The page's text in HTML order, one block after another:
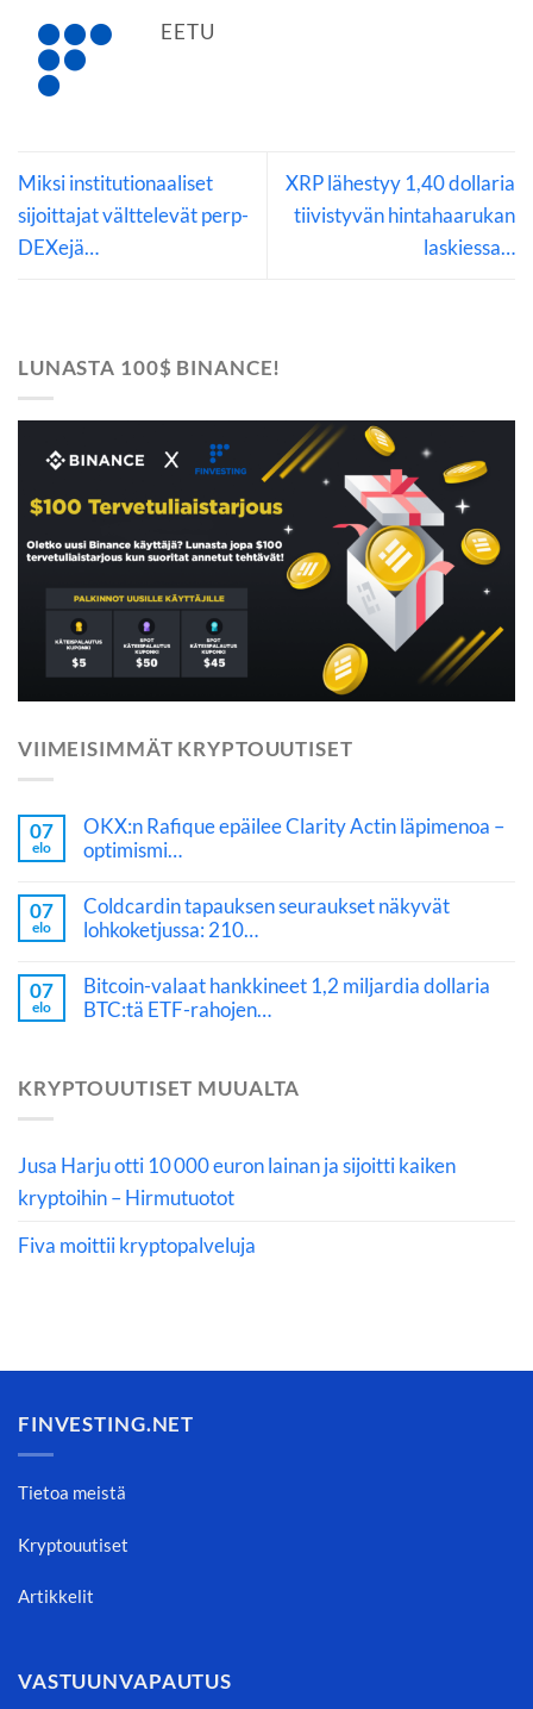
EETU
Miksi institutionaaliset
sijoittajat välttelevät perp-
DEXejä…
XRP lähestyy 1,40 dollaria
tiivistyvän hintahaarukan
laskiessa…
LUNASTA 100$ BINANCE!
VIIMEISIMMÄT KRYPTOUUTISET
07
elo
OKX:n Rafique epäilee Clarity Actin läpimenoa –
optimismi…
07
elo
Coldcardin tapauksen seuraukset näkyvät
lohkoketjussa: 210…
07
elo
Bitcoin-valaat hankkineet 1,2 miljardia dollaria
BTC:tä ETF-rahojen…
KRYPTOUUTISET MUUALTA
Jusa Harju otti 10 000 euron lainan ja sijoitti kaiken
kryptoihin – Hirmutuotot
Fiva moittii kryptopalveluja
FINVESTING.NET
Tietoa meistä
Kryptouutiset
Artikkelit
VASTUUNVAPAUTUS